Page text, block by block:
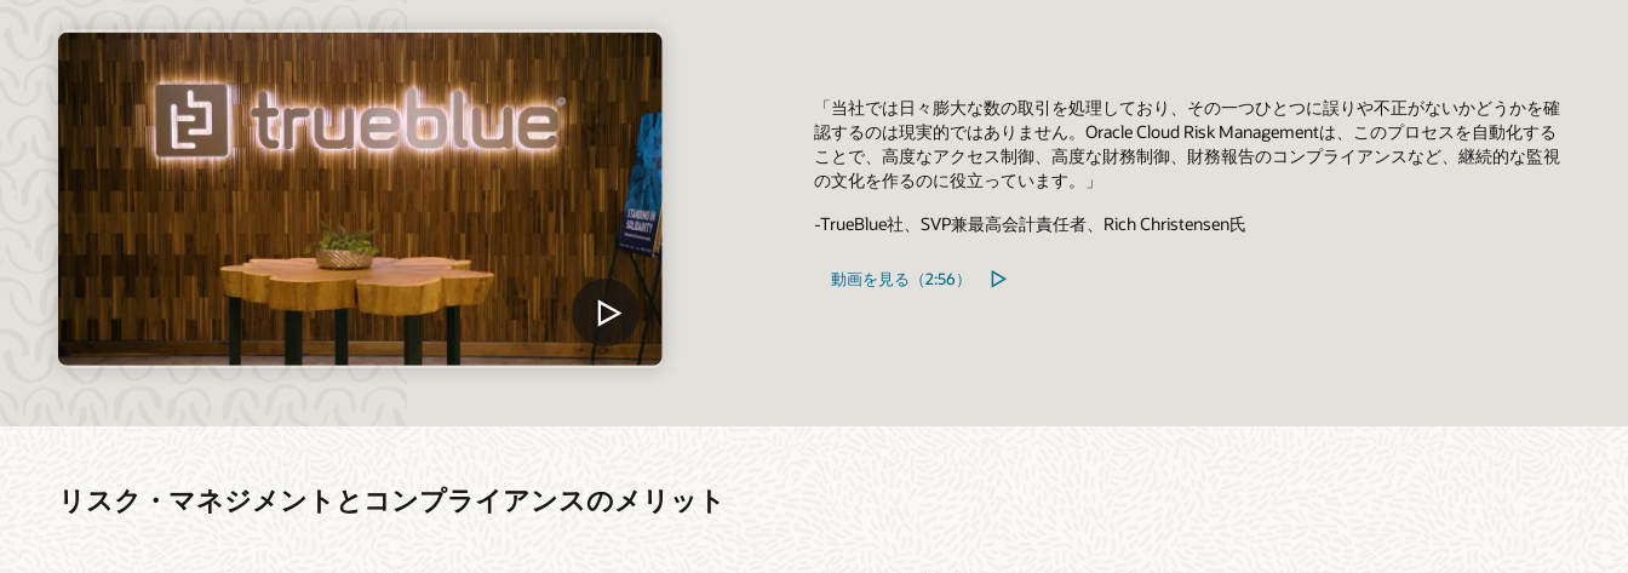
「当社では日々膨大な数の取引を処理しており、その一つひとつに誤りや不正がないかどうかを確
認するのは現実的ではありません。Oracle Cloud Risk Managementは、このプロセスを自動化する
ことで、高度なアクセス制御、高度な財務制御、財務報告のコンプライアンスなど、継続的な監視
の文化を作るのに役立っています。」
-TrueBlue社、SVP兼最高会計責任者、Rich Christensen氏
動画を見る（2:56）
リスク・マネジメントとコンプライアンスのメリット